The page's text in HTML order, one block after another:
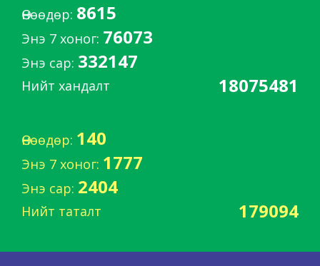
Өнөөдөр: 8615
Энэ 7 хоног: 76073
Энэ сар: 332147
Нийт хандалт 18075481
Өнөөдөр: 140
Энэ 7 хоног: 1777
Энэ сар: 2404
Нийт таталт 179094